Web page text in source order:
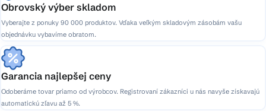
Obrovský výber skladom
Vyberajte z ponuky 90 000 produktov. Vďaka veľkým skladovým zásobám vašu
objednávku vybavíme obratom.
Garancia najlepšej ceny
Odoberáme tovar priamo od výrobcov. Registrovaní zákazníci u nás navyše získavajú
automatickú zľavu až 5 %.